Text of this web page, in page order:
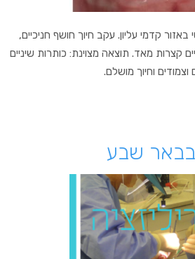
באזור קדמי עליון. עקב חיוך חושף חניכיים,
קצרות מאד. תוצאה מצוינת: כותרות שיניים
וצמודים וחיוך מושלם.
בבאר שבע